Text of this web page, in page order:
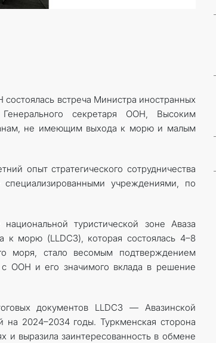
встреча Министра иностранных
секретаря ООН, Высоким
не имеющим выхода к морю и малым
опыт стратегического сотрудничества
учреждениями, по
туристической зоне Аваза
морю (LLDC3), которая состоялась 4–8
моря, стало весомым подтверждением
с ООН и его значимого вклада в решение
документов LLDC3 — Авазинской
2024–2034 годы. Туркменская сторона
и выразила заинтересованность в обмене